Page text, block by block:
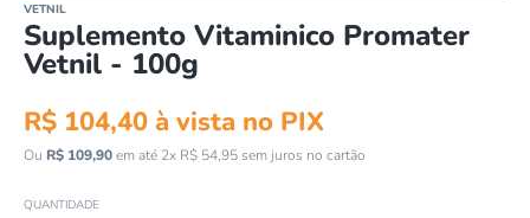
VETNIL
Suplemento Vitaminico Promater
Vetnil - 100g
R$ 104,40 à vista no PIX
Ou R$ 109,90em até 2x R$ 54,95sem juros no cartão
QUANTIDADE
gecko